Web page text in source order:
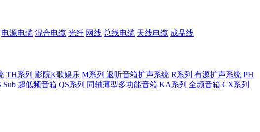
电源电缆 混合电缆 光纤 网线 总线电缆 天线电缆 成品线
TH系列 影院K歌娱乐 M系列 返听音箱扩声系统 R系列 有源扩声系统 PH
Sub 超低频音箱 QS系列 同轴薄型多功能音箱 KA系列 全频音箱 CX系列